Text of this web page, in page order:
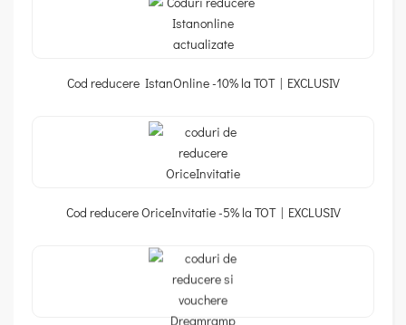
Cod reducere IstanOnline -10% la TOT | EXCLUSIV
Cod reducere OriceInvitatie -5% la TOT | EXCLUSIV